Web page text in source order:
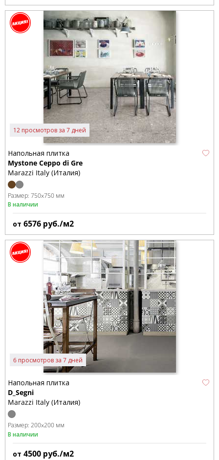
12 просмотров за 7 дней
Напольная плитка
Mystone Ceppo di Gre
Marazzi Italy (Италия)
Размер: 750x750 мм
В наличии
от 6576 руб./м2
6 просмотров за 7 дней
Напольная плитка
D_Segni
Marazzi Italy (Италия)
Размер: 200x200 мм
В наличии
от 4500 руб./м2